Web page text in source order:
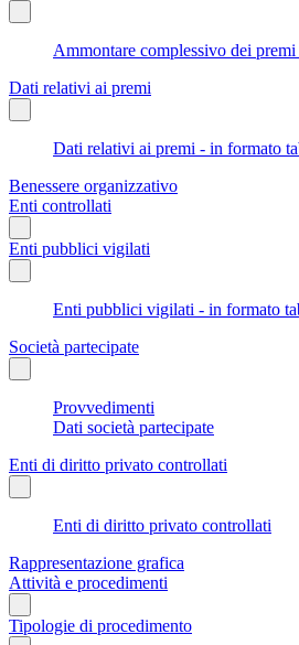
Ammontare complessivo dei
Dati relativi ai premi
Dati relativi ai premi - in formato
Benessere organizzativo
Enti controllati
Enti pubblici vigilati
Enti pubblici vigilati - in formato
Società partecipate
Provvedimenti
Dati società partecipate
Enti di diritto privato controllati
Enti di diritto privato controllati
Rappresentazione grafica
Attività e procedimenti
Tipologie di procedimento